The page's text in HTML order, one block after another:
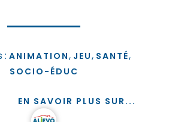
: ANIMATION, JEU, SANTÉ,
SOCIO-ÉDUC
EN SAVOIR PLUS SUR...